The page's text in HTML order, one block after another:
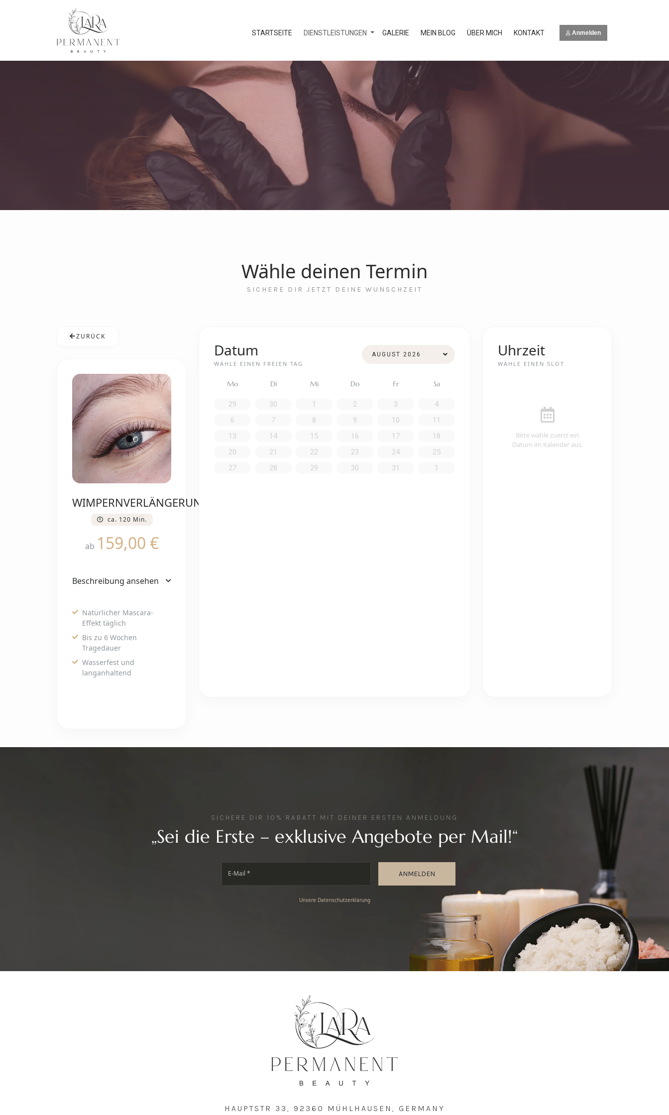
STARTSEITE DIENSTLEISTUNGEN GALERIE MEIN BLOG ÜBER MICH KONTAKT Anmelden
Wähle deinen Termin
SICHERE DIR JETZT DEINE WUNSCHZEIT
ZURÜCK
WIMPERNVERLÄNGERUNG
ca. 120 Min.
ab 159,00 €
Beschreibung ansehen
Natürlicher Mascara-
Effekt täglich
Bis zu 6 Wochen
Tragedauer
Wasserfest und
langanhaltend
Datum
WÄHLE EINEN FREIEN TAG
Mo Di Mi Do Fr Sa
29 30 1 2 3
4
6
7 8 9 10
11
13
14 15 16 17
18
20
21 22 23 24
25
27
28 29 30 31 1
Uhrzeit
WÄHLE EINEN SLOT
Bitte wähle zuerst ein
Datum im Kalender aus.
SICHERE DIR 10% RABATT MIT DEINER ERSTEN ANMELDUNG
„Sei die Erste – exklusive Angebote per Mail!“
ANMELDEN
Unsere Datenschutzerklärung
HAUPTSTR 33, 92360 MÜHLHAUSEN, GERMANY